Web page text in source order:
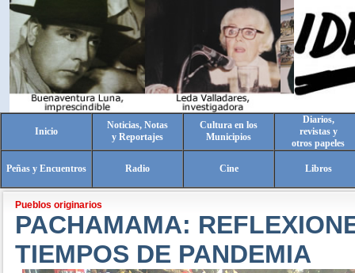
Inicio
Noticias, Notas
y Reportajes
Cultura en los
Municipios
Diarios,
revistas y
otros papeles
Peñas y Encuentros Radio Cine Libros
Pueblos originarios
PACHAMAMA:
TIEMPOS DE PANDEMIA